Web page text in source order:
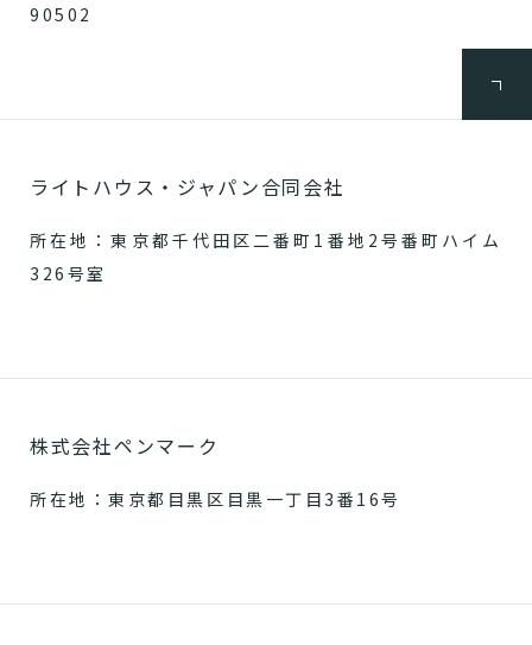
90502
ライトハウス・ジャパン合同会社
所在地：東京都千代田区二番町1番地2号番町ハイム
326号室
株式会社ペンマーク
所在地：東京都目黒区目黒一丁目3番16号